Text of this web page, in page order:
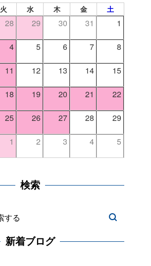
火 水 木 金 土
28 29 30 31 1
4 5 6 7 8
11 12 13 14 15
18 19 20 21 22
25 26 27 28 29
1 2 3 4 5
検索
新着ブログ